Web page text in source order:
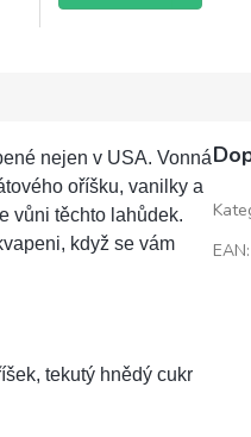
nejen v USA. Vonná
oříšku, vanilky a
vůni těchto lahůdek.
když se vám
tekutý hnědý cukr
EAN: